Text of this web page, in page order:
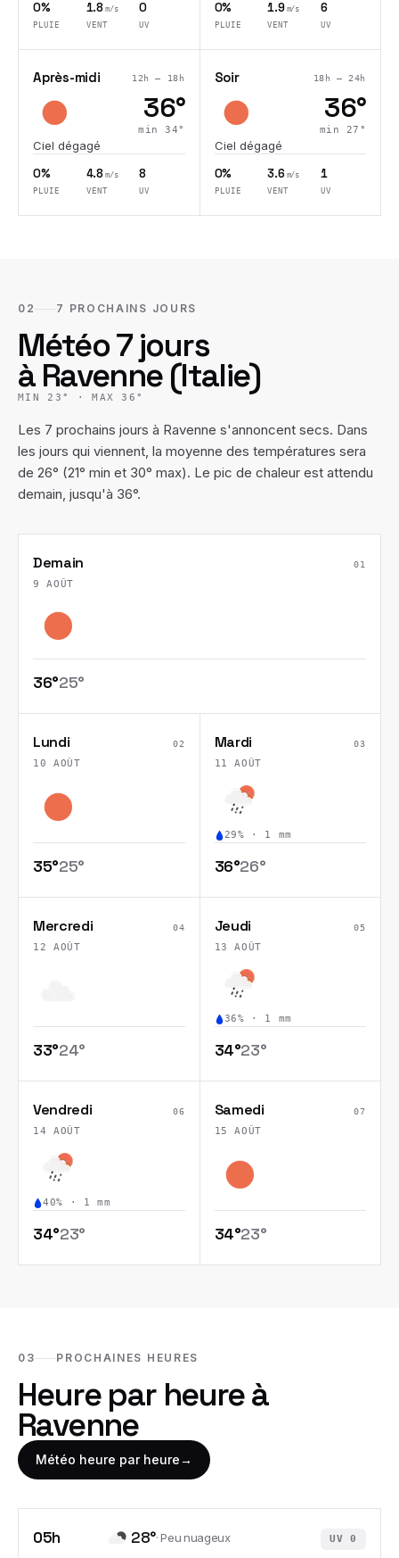
0%
PLUIE
1.8 m/s
VENT
0
UV
0%
PLUIE
1.9 m/s
VENT
6
UV
Après-midi 12h – 18h
36°
min34°
Ciel dégagé
0%
PLUIE
4.8 m/s
VENT
8
UV
Soir 18h – 24h
36°
min 27 °
Ciel dégagé
0%
PLUIE
3.6 m/s
VENT
1
UV
02 7 PROCHAINS JOURS
Météo 7 jours
àRavenne(Italie)
MIN23 ° · MAX36 °
Les 7 prochains jours à Ravenne s'annoncent secs. Dans
les jours qui viennent, la moyenne des températures sera
de 26° (21° min et 30° max). Le pic de chaleur est attendu
demain, jusqu'à 36°.
Demain
9 AOÛT
01
36°25°
Lundi
10 AOÛT
02
35°25°
Mardi
11 AOÛT
03
29% · 1 mm
36°26°
Mercredi
12 AOÛT
04
33°24°
Jeudi
13 AOÛT
05
36% · 1 mm
34°23°
Vendredi
14 AOÛT
06
40% · 1 mm
34°23°
Samedi
15 AOÛT
07
34°23°
03 PROCHAINES HEURES
Heure par heure à
Ravenne
Météo heure par heure→
05h 28°·Peu nuageux UV0